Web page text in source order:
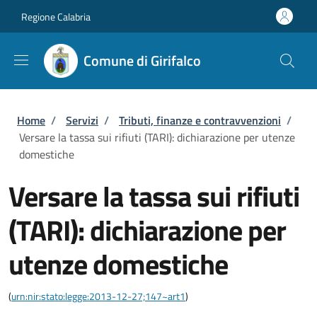
Regione Calabria
Comune di Girifalco
Briciole di pane
Home / Servizi / Tributi, finanze e contravvenzioni /
Versare la tassa sui rifiuti (TARI): dichiarazione per utenze
domestiche
Versare la tassa sui rifiuti
(TARI): dichiarazione per
utenze domestiche
(urn:nir:stato:legge:2013-12-27;147~art1)